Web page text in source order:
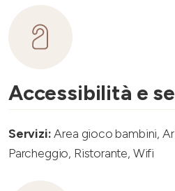
Accessibilità e
Servizi:Area gioco bambini,
Parcheggio, Ristorante, Wifi